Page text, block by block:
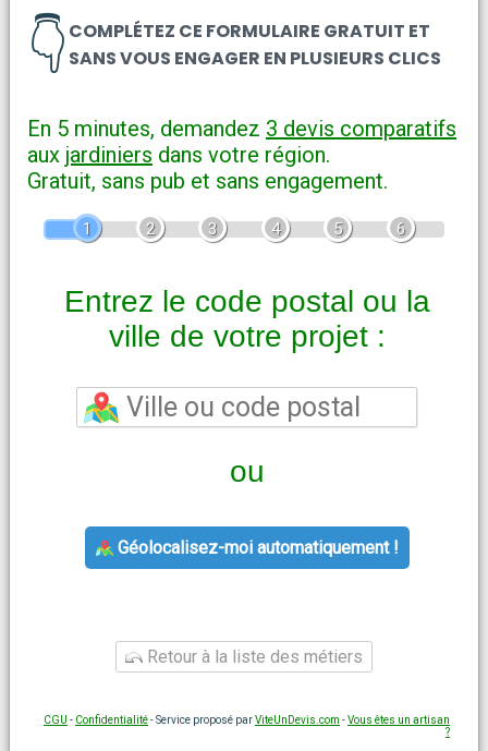
COMPLÉTEZ CE FORMULAIRE GRATUIT ET
SANS VOUS ENGAGER EN PLUSIEURS CLICS
👇
En 5 minutes, demandez 3 devis comparatifs
aux jardiniers dans votre région.
Gratuit, sans pub et sans engagement.
1 2 3 4 5 6
Entrez le code postal ou la
ville de votre projet :
ou
Géolocalisez-moi automatiquement !
Retour à la liste des métiers
CGU - Confidentialité- Service proposé parViteUnDevis.com -Vous êtes un artisan
?